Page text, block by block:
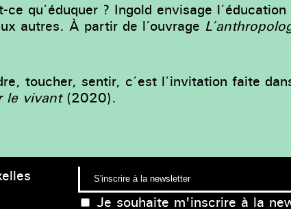
qu’éduquer ? Ingold envisage l’éducation
autres. À partir de l’ouvrage
toucher, sentir, c’est l’invitation faite
le vivant(2020).
Je souhaite m'inscrire à la